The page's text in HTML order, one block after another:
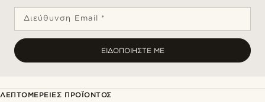
Διεύθυνση Email *
ΕΙΔΟΠΟΙΉΣΤΕ ΜΕ
ΛΕΠΤΟΜΈΡΕΙΕΣ ΠΡΟΪΌΝΤΟΣ